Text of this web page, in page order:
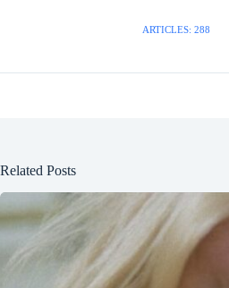
ARTICLES: 288
Related Posts